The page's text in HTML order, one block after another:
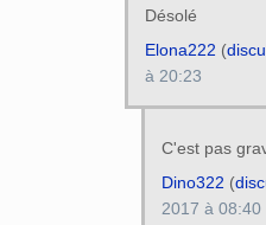
Désolé
Elona222 (
à 20:23
C'est pas
Dino322 (
2017 à 08:40